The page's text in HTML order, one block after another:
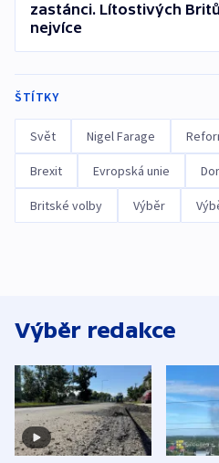
zastánci. Lítostivých
nejvíce
ŠTÍTKY
Svět Nigel Farage
Brexit Evropská unie
Britské volby Výběr
Výběr redakce